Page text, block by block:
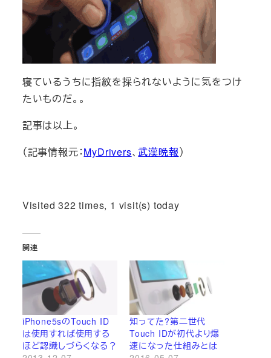
寝ているうちに指紋を採られないように気をつけ
たいものだ。。
記事は以上。
（記事情報元：MyDrivers、武漢晩報）
Visited 322 times, 1 visit(s) today
関連
iPhone5sのTouch ID
は使用すれば使用する
ほど認識しづらくなる？
知ってた?第二世代
Touch IDが初代より爆
速になった仕組みとは